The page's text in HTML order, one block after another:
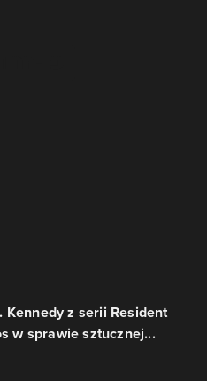
Kennedy z serii Resident
w sprawie sztucznej...